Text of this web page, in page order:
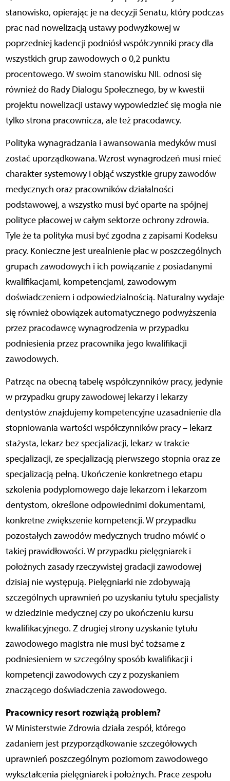
stanowisko, opierając je na decyzji Senatu, który podczas
prac nad nowelizacją ustawy podwyżkowej w
poprzedniej kadencji podniósł współczynniki pracy dla
wszystkich grup zawodowych o 0,2 punktu
procentowego. W swoim stanowisku NIL odnosi się
również do Rady Dialogu Społecznego, by w kwestii
projektu nowelizacji ustawy wypowiedzieć się mogła nie
tylko strona pracownicza, ale też pracodawcy.
Polityka wynagradzania i awansowania medyków musi
zostać uporządkowana. Wzrost wynagrodzeń musi mieć
charakter systemowy i objąć wszystkie grupy zawodów
medycznych oraz pracowników działalności
podstawowej, a wszystko musi być oparte na spójnej
polityce płacowej w całym sektorze ochrony zdrowia.
Tyle że ta polityka musi być zgodna z zapisami Kodeksu
pracy. Konieczne jest urealnienie płac w poszczególnych
grupach zawodowych i ich powiązanie z posiadanymi
kwalifikacjami, kompetencjami, zawodowym
doświadczeniem i odpowiedzialnością. Naturalny wydaje
się również obowiązek automatycznego podwyższenia
przez pracodawcę wynagrodzenia w przypadku
podniesienia przez pracownika jego kwalifikacji
zawodowych.
Patrząc na obecną tabelę współczynników pracy, jedynie
w przypadku grupy zawodowej lekarzy i lekarzy
dentystów znajdujemy kompetencyjne uzasadnienie dla
stopniowania wartości współczynników pracy – lekarz
stażysta, lekarz bez specjalizacji, lekarz w trakcie
specjalizacji, ze specjalizacją pierwszego stopnia oraz ze
specjalizacją pełną. Ukończenie konkretnego etapu
szkolenia podyplomowego daje lekarzom i lekarzom
dentystom, określone odpowiednimi dokumentami,
konkretne zwiększenie kompetencji. W przypadku
pozostałych zawodów medycznych trudno mówić o
takiej prawidłowości. W przypadku pielęgniarek i
położnych zasady rzeczywistej gradacji zawodowej
dzisiaj nie występują. Pielęgniarki nie zdobywają
szczególnych uprawnień po uzyskaniu tytułu specjalisty
w dziedzinie medycznej czy po ukończeniu kursu
kwalifikacyjnego. Z drugiej strony uzyskanie tytułu
zawodowego magistra nie musi być tożsame z
podniesieniem w szczególny sposób kwalifikacji i
kompetencji zawodowych czy z pozyskaniem
znaczącego doświadczenia zawodowego.
Pracownicy resort rozwiążą problem?
W Ministerstwie Zdrowia działa zespół, którego
zadaniem jest przyporządkowanie szczegółowych
uprawnień poszczególnym poziomom zawodowego
wykształcenia pielęgniarek i położnych. Prace zespołu